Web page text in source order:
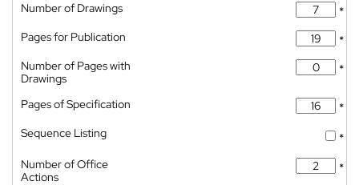
Number of Drawings
*
Pages for Publication
*
Number of Pages with
Drawings
*
Pages of Specification
*
Sequence Listing
*
Number of Office
Actions
*